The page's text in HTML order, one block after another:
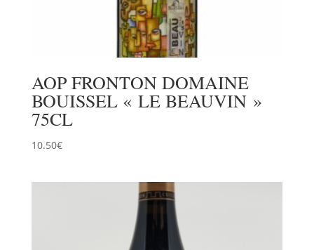
AOP FRONTON DOMAINE
BOUISSEL « LE BEAUVIN »
75CL
10.50€